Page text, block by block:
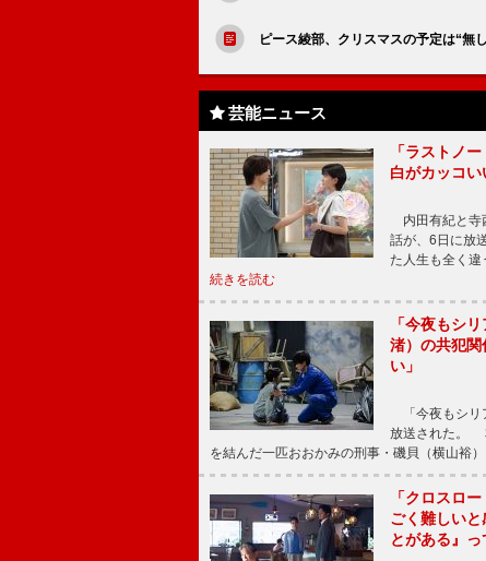
ピース綾部、クリスマスの予定は“
芸能ニュース
「ラストノ
白がカッコい
内田有紀と寺
話が、6日に放
た人生も全く
続きを読む
「今夜もシ
渚）の共犯
い」
「今夜もシリ
放送された。
を結んだ一匹おおかみの刑事・磯貝（横山裕
「クロスロ
ごく難しい
とがある』